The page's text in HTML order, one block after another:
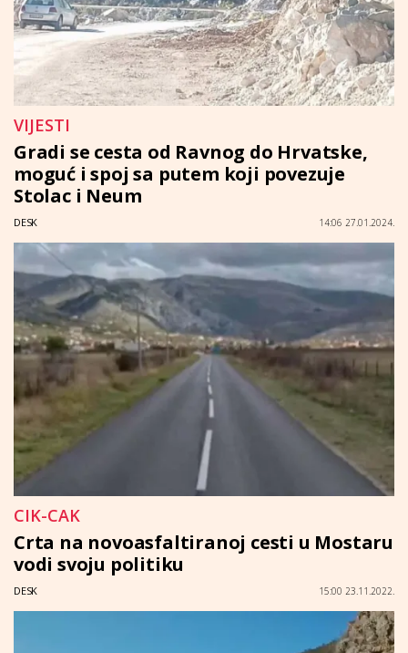
VIJESTI
Gradi se cesta od Ravnog do Hrvatske,
moguć i spoj sa putem koji povezuje
Stolac i Neum
DESK 14:06 27.01.2024.
CIK-CAK
Crta na novoasfaltiranoj cesti u Mostaru
vodi svoju politiku
DESK 15:00 23.11.2022.